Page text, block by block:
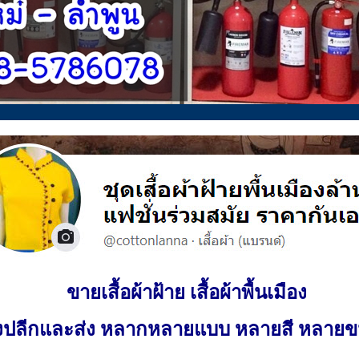
ขายเสื้อผ้าฝ้าย เสื้อผ้าพื้นเมือง
ลีกและส่ง หลากหลายแบบ หลายสี หลาย